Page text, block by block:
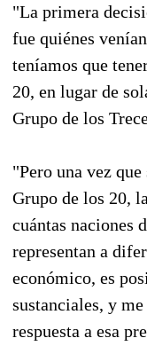
"La primera
fue quiénes
teníamos que
20, en lugar de
Grupo de los
"Pero una vez
Grupo de los 20,
cuántas naciones
representan a
económico, es
sustanciales, y
respuesta a esa